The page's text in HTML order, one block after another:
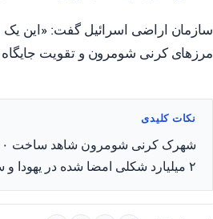
سازمان اراضی اسرائیل گفت: «این
مرزهای کرنی شومرون و تقویت
نکات کلیدی
۲ میلیارد شکلی امضا شده در یهودا و سامره تامین مالی می‌شود.